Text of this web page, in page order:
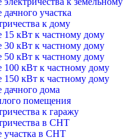
участка
к дому
кВт к частному дому
кВт к частному дому
кВт к частному дому
кВт к частному дому
кВт к частному дому
дома
помещения
к гаражу
в СНТ
участка в СНТ